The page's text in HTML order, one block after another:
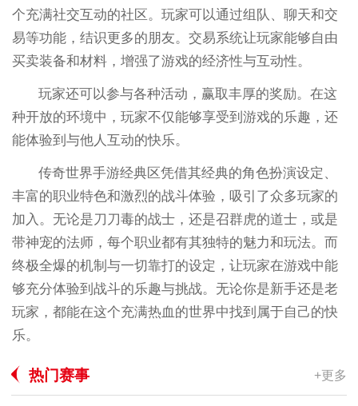
个充满社交互动的社区。玩家可以通过组队、聊天和交
易等功能，结识更多的朋友。交易系统让玩家能够自由
买卖装备和材料，增强了游戏的经济性与互动性。
玩家还可以参与各种活动，赢取丰厚的奖励。在这
种开放的环境中，玩家不仅能够享受到游戏的乐趣，还
能体验到与他人互动的快乐。
传奇世界手游经典区凭借其经典的角色扮演设定、
丰富的职业特色和激烈的战斗体验，吸引了众多玩家的
加入。无论是刀刀毒的战士，还是召群虎的道士，或是
带神宠的法师，每个职业都有其独特的魅力和玩法。而
终极全爆的机制与一切靠打的设定，让玩家在游戏中能
够充分体验到战斗的乐趣与挑战。无论你是新手还是老
玩家，都能在这个充满热血的世界中找到属于自己的快
乐。
热门赛事 +更多